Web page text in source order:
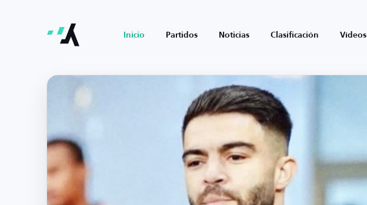
Inicio Partidos Noticias Clasificación Vídeos